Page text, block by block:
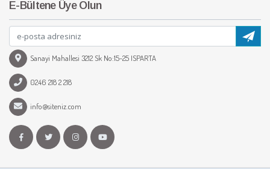
E-Bültene Üye Olun
Sanayi Mahallesi 3212 Sk No:15-25 ISPARTA
0246 218 2 218
info@siteniz.com